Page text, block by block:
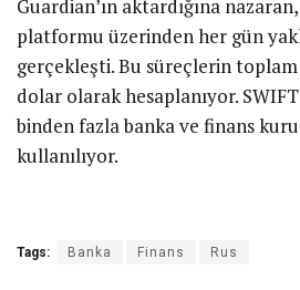
Guardian’ın aktardığına
platformu üzerinden her gün
gerçekleşti. Bu süreçlerin
dolar olarak hesaplanıyor.
binden fazla banka ve finans
kullanılıyor.
Tags: Banka Finans Rus